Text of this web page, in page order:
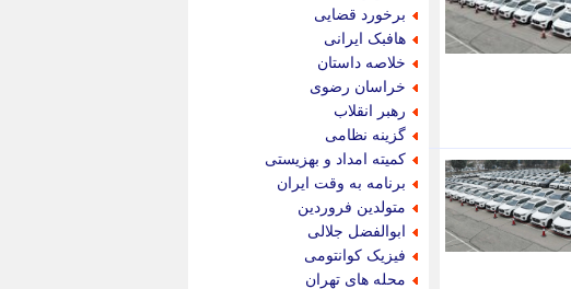
برخورد قضایی
هافبک ایرانی
خلاصه داستان
خراسان رضوی
رهبر انقلاب
گزینه نظامی
کمیته امداد و بهزیستی
برنامه به وقت ایران
متولدین فروردین
ابوالفضل جلالی
فیزیک کوانتومی
محله های تهران